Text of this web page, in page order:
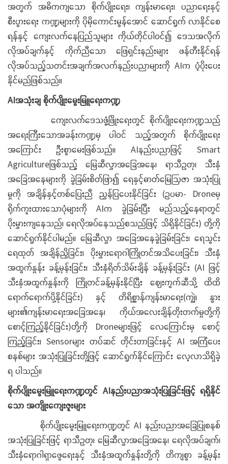
အတွက် အဓိကကျသော စိုက်ပျိုးရေး၊ ကျန်းမာရေး၊ ပညာရေးနှင့်
စီးပွားရေး ကဏ္ဍများကို ပိုမိုကောင်းမွန်‌အောင် ဆောင်ရွက် လာနိုင်စေ
ရန်နှင့် ကျေးလက်နေပြည်သူများ ကိုယ်တိုင်ပါဝင်၍ ဒေသအလိုက်
လိုအပ်ချက်နှင့် ကိုက်ညီသော ဖြေရှင်းနည်းများ ဖန်တီးနိုင်ရန်
လိုအပ်သည့်သတင်းအချက်အလက်နည်းပညာများကို AIက ပံ့ပိုးပေး
နိုင်မည်ဖြစ်သည်။
AIအသုံးချ စိုက်ပျိုးမွေးမြူရေးကဏ္ဍ
ကျေးလက်ဒေသဖွံ့ဖြိုးရေးတွင် စိုက်ပျိုးရေးကဏ္ဍသည်
အရေးကြီးသောအခန်းကဏ္ဍမှ ပါဝင် သည့်အတွက် စိုက်ပျိုးရေး
အကြောင်း ဦးစွာမေးဖြစ်သည်။ AIနည်းပညာဖြင့် Smart
Agricultureဖြစ်သည့် မြေဆီလွှာအခြေအနေ၊ ရာသီဥတု၊ သီးနှံ
အခြေအနေများကို ခွဲခြမ်းစိတ်ဖြာ၍ ရေနှင့်ဓာတ်မြေဩဇာ အသုံးပြု
မှုကို အချိန်နှင့်တစ်ပြေးညီ ညွှန်ပြပေးနိုင်ခြင်း (ဥပမာ- Droneမှ
ရိုက်ကူးထားသောပုံများကို AIက ခွဲခြမ်းပြီး မည်သည့်နေရာတွင်
ပိုးမွှားကျနေသည်၊ ရေလိုအပ်နေသည်စသည်ဖြင့် သိရှိနိုင်ခြင်း) တို့ကို
ဆောင်ရွက်နိုင်ပါမည်။ မြေဆီလွှာ အခြေအနေခွဲခြမ်းခြင်း၊ ရေသွင်း
ရေထုတ် အချိန်ညှိခြင်း၊ ပိုးမွှားရောဂါကြိုတင်အသိပေးခြင်း၊ သီးနှံ
အထွက်နှုန်း ခန့်မှန်းခြင်း၊ သီးနှံရိတ်သိမ်းချိန် ခန့်မှန်းခြင်း (AI ဖြင့်
သီးနှံအထွက်နှုန်းကို ကြိုတင်ခန့်မှန်းနိုင်ပြီး ဈေးကွက်ဆီသို့ ထိထိ
ရောက်ရောက်ပို့နိုင်ခြင်း) နှင့် တိရိစ္ဆာန်ကျန်းမာရေး(ကျွဲ၊ နွား
များ၏ကျန်းမာရေးအခြေအနေ၊ ကိုယ်အလေးချိန်တိုးတက်မှုတို့ကို
စောင့်ကြည့်နိုင်ခြင်း)တို့ကို Droneများဖြင့် လေကြောင်းမှ စောင့်
ကြည့်ခြင်း၊ Sensorများ တပ်ဆင် တိုင်းတာခြင်းနှင့် AI အကြံပေး
စနစ်များ အသုံးပြုခြင်းတို့ဖြင့် ဆောင်ရွက်နိုင်ကြောင်း လေ့လာသိရှိခဲ့
ရ ပါသည်။
စိုက်ပျိုးမွေးမြူရေးကဏ္ဍတွင် AIနည်းပညာအသုံးပြုခြင်းဖြင့် ရရှိနိုင်
သော အကျိုးကျေးဇူးများ
စိုက်ပျိုးမွေးမြူရေးကဏ္ဍတွင် AI နည်းပညာအခြေပြုစနစ်
အသုံးပြုခြင်းဖြင့် ရာသီဥတု၊ မြေဆီလွှာအခြေအနေ၊ ရေလိုအပ်ချက်၊
သီးနှံရောဂါရှာဖွေရေးနှင့် သီးနှံအထွက်နှုန်းတို့ကို တိကျစွာ ခန့်မှန်း